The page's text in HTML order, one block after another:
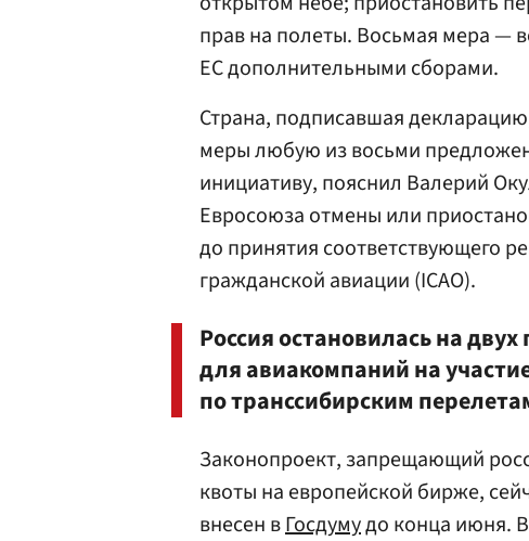
прав на полеты. Восьмая мера —
ЕС дополнительными сборами.
Страна, подписавшая
меры любую из восьми
инициативу, пояснил Валерий
Евросоюза отмены или
до принятия соответствующего
гражданской авиации (ICAO).
Россия остановилась на
для авиакомпаний на
по транссибирским
Законопроект, запрещающий
квоты на европейской бирже,
внесен вГосдумудо конца июня.